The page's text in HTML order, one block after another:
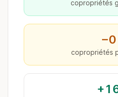
copropriétés
−0
copropriétés